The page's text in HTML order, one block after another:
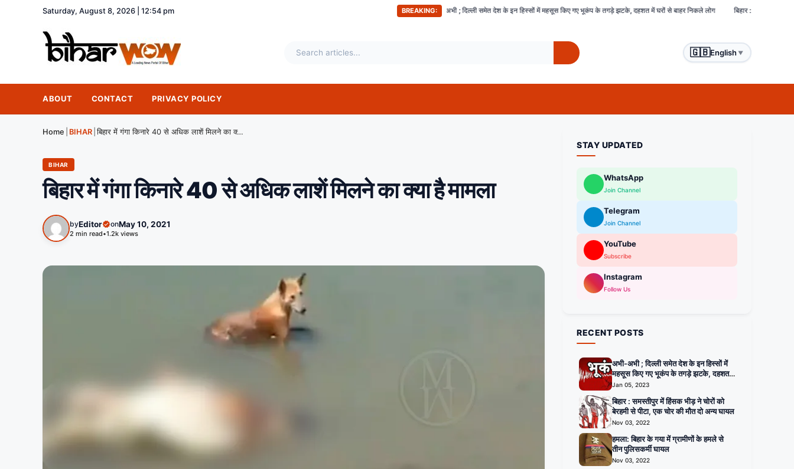
Saturday, August 8, 2026 | 12:54 pm BREAKING:
अभी-अभी ; दिल्ली समेत देश के इन हिस्सों में महसूस किए गए भूकंप के तगड़े झटके, दहशत में घरों से बाहर निकले लोग बिहार : समस्तीपुर में हिंसक भीड़ ने चोरों को
🇬🇧English ▼
ABOUT CONTACT PRIVACY POLICY
Home BIHAR बिहार में गंगा किनारे 40 से अधिक लाशें मिलने का क्या है मामला
BIHAR
बिहार में गंगा किनारे 40 से अधिक लाशें मिलने का क्या है मामला
byEditor onMay 10, 2021
2 min read•1.2k views
STAY UPDATED
WhatsApp
Join Channel
Telegram
Join Channel
YouTube
Subscribe
Instagram
Follow Us
RECENT POSTS
अभी-अभी ; दिल्ली समेत देश के इन हिस्सों में
महसूस किए गए भूकंप के तगड़े झटके, दहशत में
घरों से बाहर निकले लोग
Jan 05, 2023
बिहार : समस्तीपुर में हिंसक भीड़ ने चोरों को
बेरहमी से पीटा, एक चोर की मौत दो अन्य घायल
Nov 03, 2022
हमला: बिहार के गया में ग्रामीणों के हमले से
तीन पुलिसकर्मी घायल
Nov 03, 2022